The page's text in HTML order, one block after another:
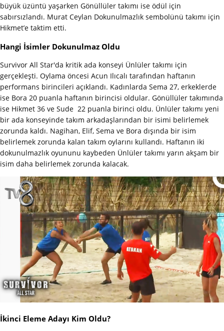
büyük üzüntü yaşarken Gönüllüler takımı ise ödül için
sabırsızlandı. Murat Ceylan Dokunulmazlık sembolünü takımı için
Hikmet’e taktim etti.
Hangi İsimler Dokunulmaz Oldu
Survivor All Star'da kritik ada konseyi Ünlüler takımı için
gerçekleşti. Oylama öncesi Acun Ilıcalı tarafından haftanın
performans birincileri açıklandı. Kadınlarda Sema 27, erkeklerde
ise Bora 20 puanla haftanın birincisi oldular. Gönüllüler takımında
ise Hikmet 36 ve Sude 22 puanla birinci oldu. Ünlüler takımı yeni
bir ada konseyinde takım arkadaşlarından bir isimi belirlemek
zorunda kaldı. Nagihan, Elif, Sema ve Bora dışında bir isim
belirlemek zorunda kalan takım oylarını kullandı. Haftanın iki
dokunulmazlık oyununu kaybeden Ünlüler takımı yarın akşam bir
isim daha belirlemek zorunda kalacak.
İkinci Eleme Adayı Kim Oldu?